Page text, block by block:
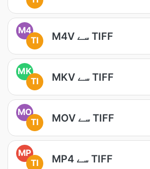
M4
TI
M4V سے TIFF
MK
TI
MKV سے TIFF
MO
TI
MOV سے TIFF
MP
TI
MP4 سے TIFF